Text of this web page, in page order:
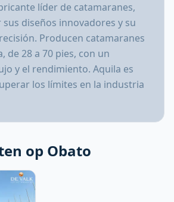
líder de catamaranes,
diseños innovadores y su
Producen catamaranes
de 28 a 70 pies, con un
y el rendimiento. Aquila es
los límites en la industria
op Obato